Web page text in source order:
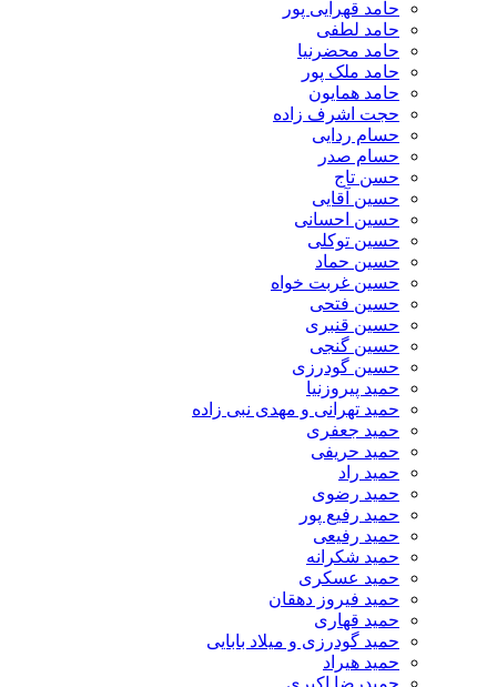
حامد قهرایی پور
حامد لطفی
حامد محضرنیا
حامد ملک پور
حامد همایون
حجت اشرف زاده
حسام ردایی
حسام صدر
حسن تاج
حسین آقایی
حسین احسانی
حسین توکلی
حسین حماد
حسین غربت خواه
حسین فتحی
حسین قنبری
حسین گنجی
حسین گودرزی
حمید پیروزنیا
حمید تهرانی و مهدی نبی زاده
حمید جعفری
حمید حریفی
حمید راد
حمید رضوی
حمید رفیع پور
حمید رفیعی
حمید شکرانه
حمید عسکری
حمید فیروز دهقان
حمید قهاری
حمید گودرزی و میلاد بابایی
حمید هیراد